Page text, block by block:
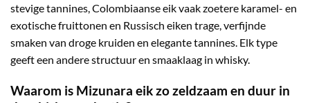
stevige tannines, Colombiaanse eik vaak zoetere karamel- en
exotische fruittonen en Russisch eiken trage, verfijnde
smaken van droge kruiden en elegante tannines. Elk type
geeft een andere structuur en smaaklaag in whisky.
Waarom is Mizunara eik zo zeldzaam en duur in